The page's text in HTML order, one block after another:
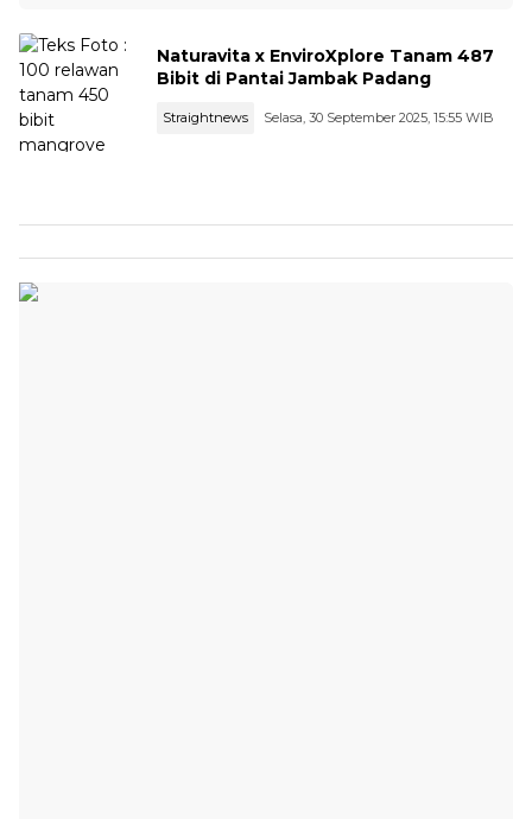
Naturavita x EnviroXplore Tanam 487
Bibit di Pantai Jambak Padang
Straightnews Selasa, 30 September 2025, 15:55 WIB